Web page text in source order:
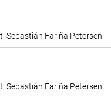
Sebastián Fariña Petersen
Sebastián Fariña Petersen